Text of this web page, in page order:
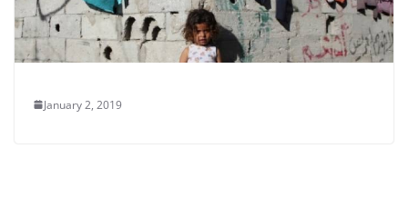
January 2, 2019